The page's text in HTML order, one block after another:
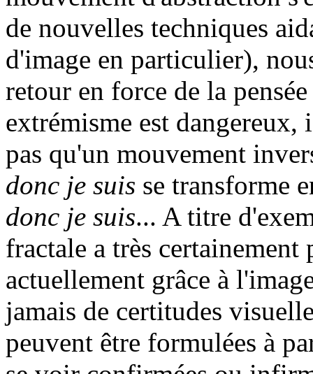
de nouvelles techniques
d'image en particulier),
retour en force de la
extrémisme est
pas qu'un mouvement
donc je suis se transforme
donc je suis... A titre
fractale a très
actuellement grâce à
jamais de certitudes
peuvent être formulées à